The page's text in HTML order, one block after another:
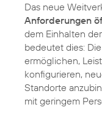
Das neue
Anforderungen
dem Einhalten
bedeutet dies:
ermöglichen,
konfigurieren,
Standorte
mit geringem